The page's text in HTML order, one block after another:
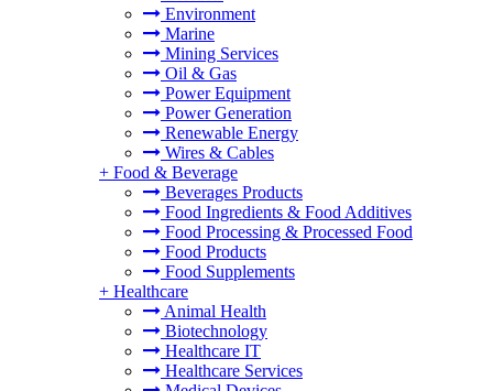
Environment
Marine
Mining Services
Oil & Gas
Power Equipment
Power Generation
Renewable Energy
Wires & Cables
+ Food & Beverage
Beverages Products
Food Ingredients & Food Additives
Food Processing & Processed Food
Food Products
Food Supplements
+ Healthcare
Animal Health
Biotechnology
Healthcare IT
Healthcare Services